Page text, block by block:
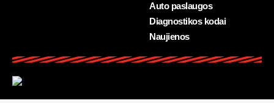
Auto paslaugos
Diagnostikos kodai
Naujienos